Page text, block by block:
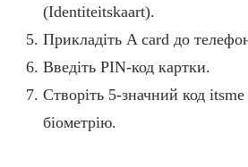
(Identiteitskaart).
Прикладіть A card до
Введіть PIN-код картки.
Створіть 5-значний код itsme
біометрію.